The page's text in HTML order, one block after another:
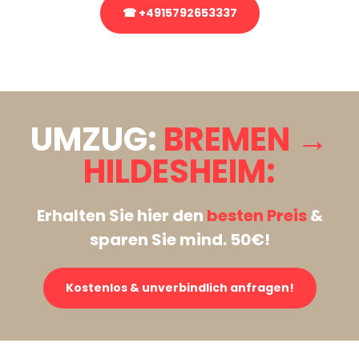
☎ +4915792653337
UMZUG: BREMEN →
HILDESHEIM:
Erhalten Sie hier den besten Preis&
sparen Sie mind. 50€!
Kostenlos & unverbindlich anfragen!